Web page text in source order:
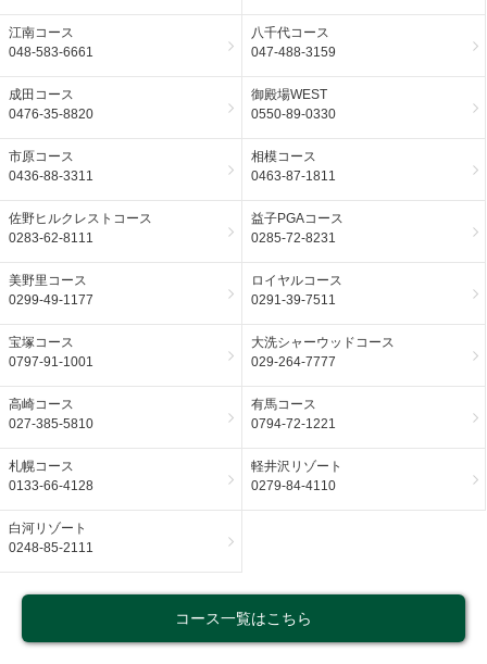
江南コース
048-583-6661
八千代コース
047-488-3159
成田コース
0476-35-8820
御殿場WEST
0550-89-0330
市原コース
0436-88-3311
相模コース
0463-87-1811
佐野ヒルクレストコース
0283-62-8111
益子PGAコース
0285-72-8231
美野里コース
0299-49-1177
ロイヤルコース
0291-39-7511
宝塚コース
0797-91-1001
大洗シャーウッドコース
029-264-7777
高崎コース
027-385-5810
有馬コース
0794-72-1221
札幌コース
0133-66-4128
軽井沢リゾート
0279-84-4110
白河リゾート
0248-85-2111
コース一覧はこちら